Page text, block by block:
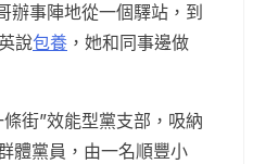
辦事陣地從一個驛站，到
說包養 ，她和同事邊做
街”效能型黨支部，吸納
體黨員，由一名順豐小